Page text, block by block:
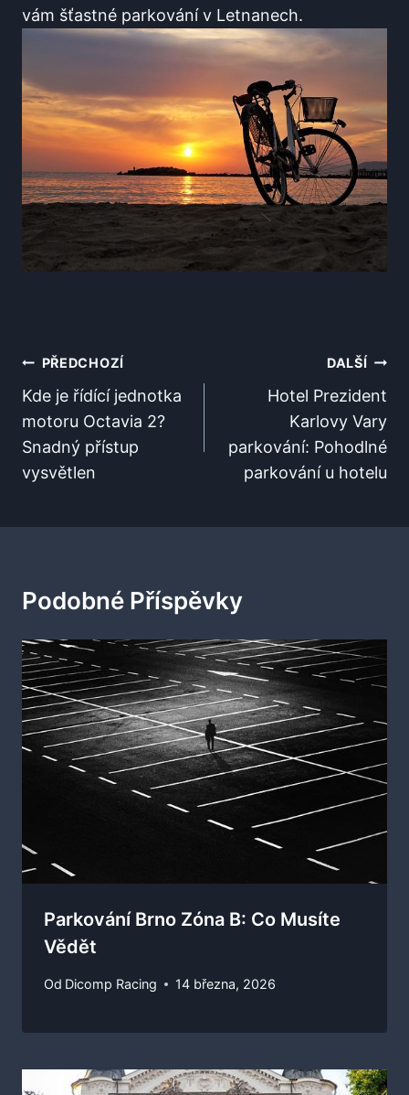
vám šťastné ⁤parkování v Letnanech.
Navigace
Pro
Příspěvek
PŘEDCHOZÍ
Kde je řídící jednotka
motoru Octavia 2?
Snadný přístup
vysvětlen
DALŠÍ
Hotel Prezident
Karlovy Vary
parkování: Pohodlné
parkování u hotelu
Podobné Příspěvky
Parkování Brno Zóna B: Co Musíte
Vědět
Od Dicomp Racing 14 března, 2026